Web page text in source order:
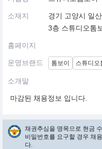
소재지
경기 고양시 일
3층 스튜디오톰
홈페이지
운영브랜드 톰보이 스튜디오
소개말
마감된 채용정보 입니다.
채권추심을 명목으로 현금
비밀번호를 요구할 경우 채
다.